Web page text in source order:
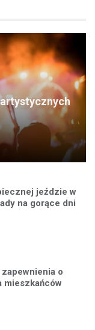
jeździe w
na gorące dni
o
mieszkańców